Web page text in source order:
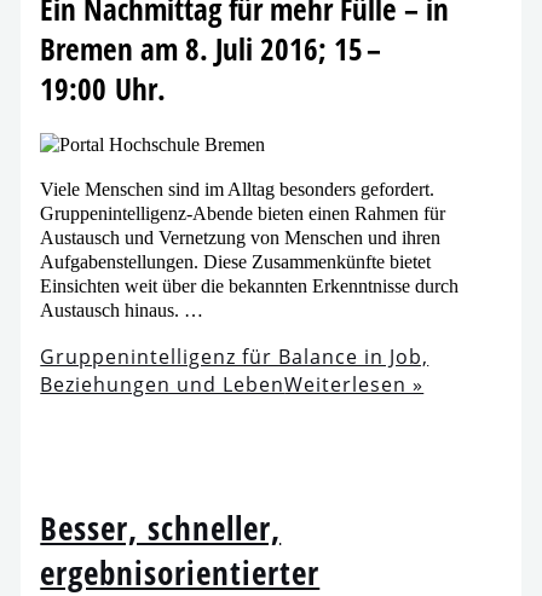
Ein Nachmittag für mehr Fülle – in
Bremen am 8. Juli 2016; 15 –
19:00 Uhr.
Viele Menschen sind im Alltag beson­ders gefor­dert.
Gruppenintelligenz-Abende bie­ten einen Rahmen für
Austausch und Vernetzung von Menschen und ihren
Aufgabenstellungen. Diese Zusammenkünfte bie­tet
Einsichten weit über die bekann­ten Erkenntnisse durch
Austausch hinaus. …
Gruppenintelligenz für Balance in Job,
Beziehungen und LebenWeiterlesen »
Besser, schnel­ler,
ergebnisorientierter